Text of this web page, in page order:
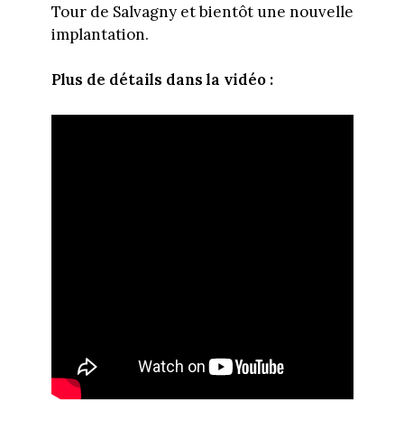
Tour de Salvagny et bientôt une nouvelle
implantation.
Plus de détails dans la vidéo :